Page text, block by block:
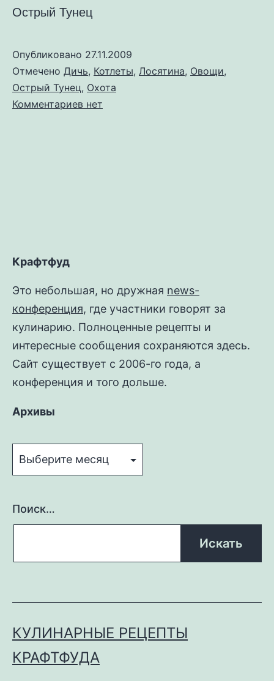
Острый Тунец
Опубликовано 27.11.2009
Отмечено Дичь, Котлеты, Лосятина, Овощи,
Острый Тунец, Охота
Комментариев кнет
Крафтфуд
Это небольшая, но дружная news-
конференция, где участники говорят за
кулинарию. Полноценные рецепты и
интересные сообщения сохраняются здесь.
Сайт существует с 2006-го года, а
конференция и того дольше.
Архивы
Поиск…
КУЛИНАРНЫЕ РЕЦЕПТЫ
КРАФТФУДА